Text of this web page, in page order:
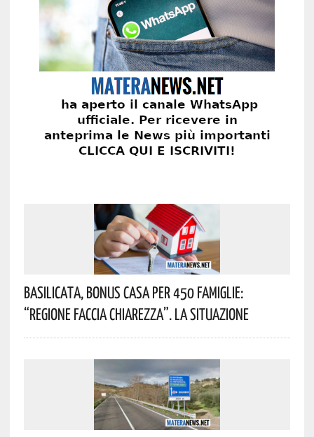
Basilicata, Bonus Casa Per 450 Famiglie:
“Regione Faccia Chiarezza”. La Situazione